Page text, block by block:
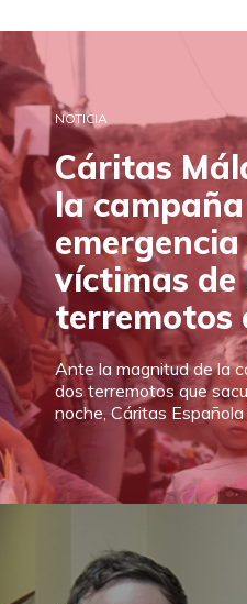
NOTICIA
Cáritas
la
víctimas de
terremotos
Ante la magnitud de la
dos terremotos que
noche, Cáritas